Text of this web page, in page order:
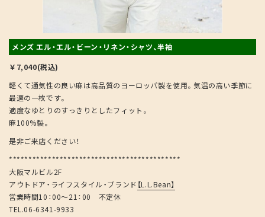
メンズ エル・エル・ビーン・リネン・シャツ、半袖
￥7,040(税込)
軽くて通気性の良い麻は高品質のヨーロッパ製を使用。気温の高い季節に
最適の一枚です。
適度なゆとりのすっきりとしたフィット。
麻100%製。
是非ご来店ください！
********************************************
大阪マルビル2F
アウトドア・ライフスタイル・ブランド 【L.L.Bean】
営業時間10：00～21：00 不定休
TEL.06-6341-9933